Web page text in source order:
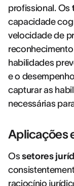
profissional. Os
capacidade
velocidade de
habilidades
e o
capturar as
necessárias
Aplicações
Ossetores
raciocínio